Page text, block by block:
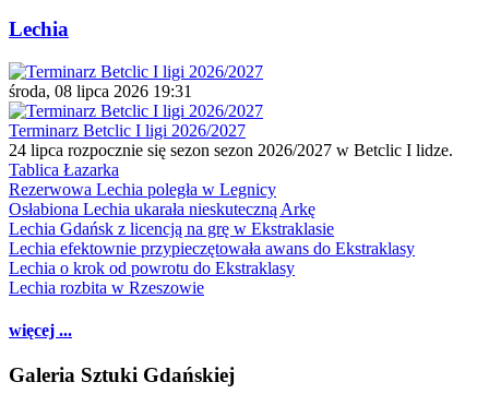
Lechia
środa, 08 lipca 2026 19:31
Terminarz Betclic I ligi 2026/2027
24 lipca rozpocznie się sezon sezon 2026/2027 w Betclic I lidze.
Tablica Łazarka
Rezerwowa Lechia poległa w Legnicy
Osłabiona Lechia ukarała nieskuteczną Arkę
Lechia Gdańsk z licencją na grę w Ekstraklasie
Lechia efektownie przypieczętowała awans do Ekstraklasy
Lechia o krok od powrotu do Ekstraklasy
Lechia rozbita w Rzeszowie
więcej ...
Galeria Sztuki Gdańskiej